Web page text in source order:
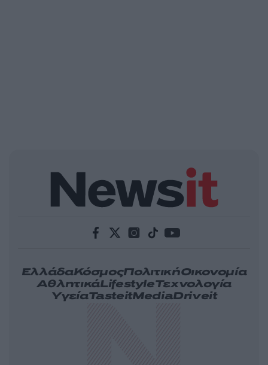
ΕλλάδαΚόσμοςΠολιτικήΟικονομία
ΑθλητικάLifestyleΤεχνολογία
ΥγείαTasteitMediaDriveit